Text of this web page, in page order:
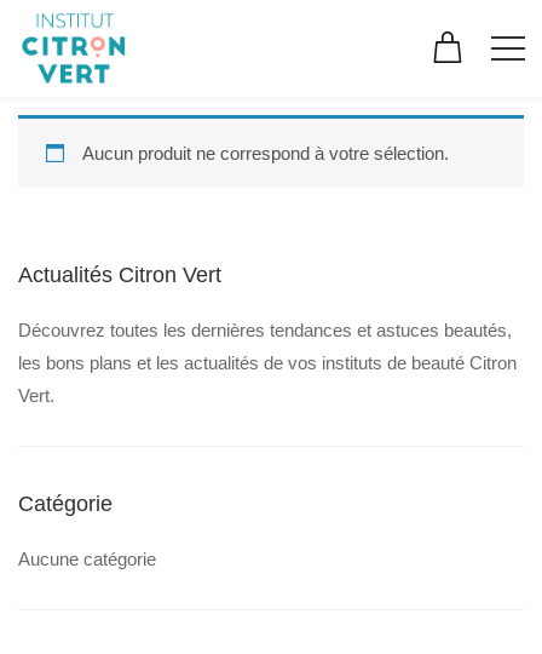
Aucun produit ne correspond à votre sélection.
Actualités Citron Vert
Découvrez toutes les dernières tendances et astuces beautés,
les bons plans et les actualités de vos instituts de beauté Citron
Vert.
Catégorie
Aucune catégorie